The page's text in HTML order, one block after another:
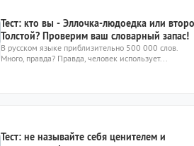
Тест: кто вы - Эллочка-людоедка или
Толстой? Проверим ваш словарный запас!
В русском языке приблизительно 500 000 слов.
Много, правда? Правда, человек использует...
Тест: не называйте себя ценителем и